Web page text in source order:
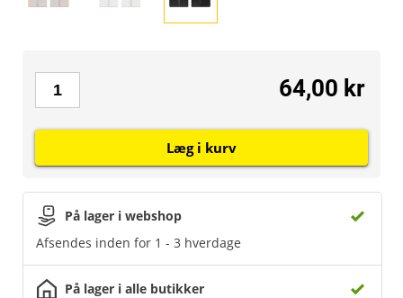
På lager i webshop
Afsendes inden for 1 - 3 hverdage
På lager i alle butikker
64,00 kr
Læg i kurv